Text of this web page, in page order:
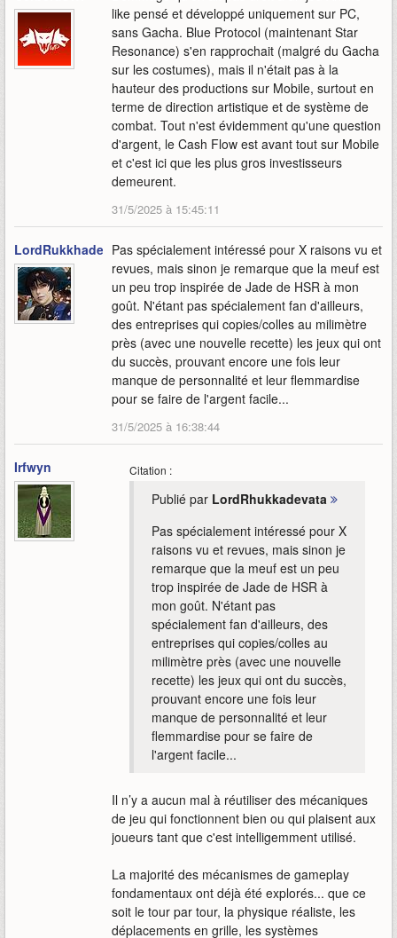
like pensé et développé uniquement sur PC,
sans Gacha. Blue Protocol (maintenant Star
Resonance) s'en rapprochait (malgré du Gacha
sur les costumes), mais il n'était pas à la
hauteur des productions sur Mobile, surtout en
terme de direction artistique et de système de
combat. Tout n'est évidemment qu'une question
d'argent, le Cash Flow est avant tout sur Mobile
et c'est ici que les plus gros investisseurs
demeurent.
31/5/2025 à 15:45:11
LordRukkhadevataPas spécialement intéressé pour X raisons vu et
revues, mais sinon je remarque que la meuf est
un peu trop inspirée de Jade de HSR à mon
goût. N'étant pas spécialement fan d'ailleurs,
des entreprises qui copies/colles au milimètre
près (avec une nouvelle recette) les jeux qui ont
du succès, prouvant encore une fois leur
manque de personnalité et leur flemmardise
pour se faire de l'argent facile...
31/5/2025 à 16:38:44
Irfwyn Citation :
Publié par LordRhukkadevata
Pas spécialement intéressé pour X
raisons vu et revues, mais sinon je
remarque que la meuf est un peu
trop inspirée de Jade de HSR à
mon goût. N'étant pas
spécialement fan d'ailleurs, des
entreprises qui copies/colles au
milimètre près (avec une nouvelle
recette) les jeux qui ont du succès,
prouvant encore une fois leur
manque de personnalité et leur
flemmardise pour se faire de
l'argent facile...
Il n’y a aucun mal à réutiliser des mécaniques
de jeu qui fonctionnent bien ou qui plaisent aux
joueurs tant que c'est intelligemment utilisé.
La majorité des mécanismes de gameplay
fondamentaux ont déjà été explorés... que ce
soit le tour par tour, la physique réaliste, les
déplacements en grille, les systèmes